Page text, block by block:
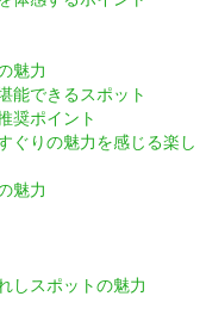
魅力
能できるスポット
奨ポイント
ぐりの魅力を感じる楽し
魅力
しスポットの魅力